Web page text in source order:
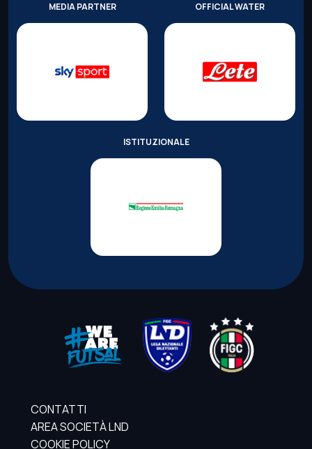
MEDIA PARTNER OFFICIAL WATER
ISTITUZIONALE
CONTATTI
AREA SOCIETÀ LND
COOKIE POLICY